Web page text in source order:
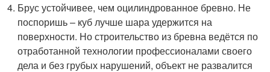
Брус устойчивее, чем оцилиндрованное бревно. Не
поспоришь – куб лучше шара удержится на
поверхности. Но строительство из бревна ведётся по
отработанной технологии профессионалами своего
дела и без грубых нарушений, объект не развалится